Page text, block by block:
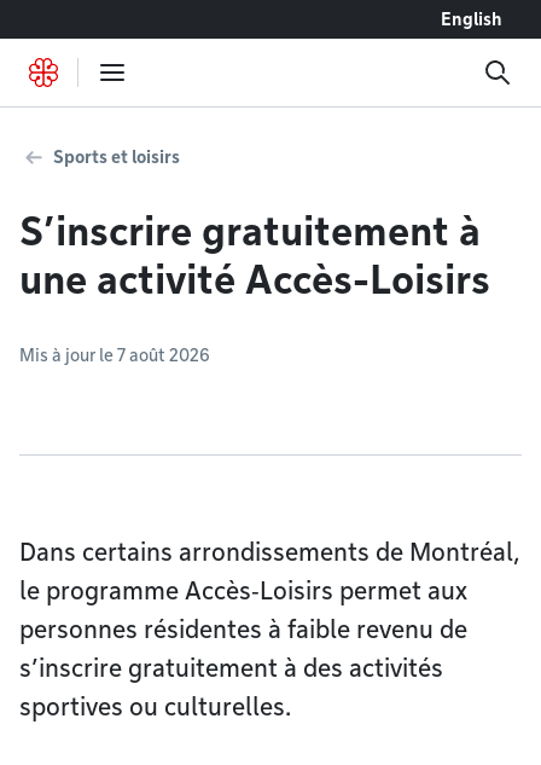
English
Sports et loisirs
S’inscrire gratuitement à
une activité Accès-Loisirs
Mis à jour le 7 août 2026
Dans certains arrondissements de Montréal,
le programme Accès‑Loisirs permet aux
personnes résidentes à faible revenu de
s’inscrire gratuitement à des activités
sportives ou culturelles.